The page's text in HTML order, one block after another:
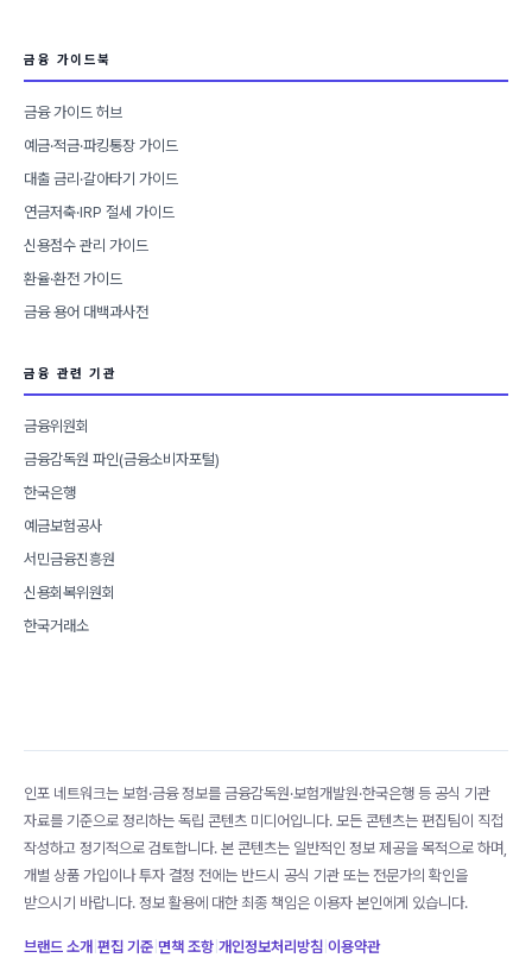
금융 가이드북
금융 가이드 허브
예금·적금·파킹통장 가이드
대출 금리·갈아타기 가이드
연금저축·IRP 절세 가이드
신용점수 관리 가이드
환율·환전 가이드
금융 용어 대백과사전
금융 관련 기관
금융위원회
금융감독원 파인(금융소비자포털)
한국은행
예금보험공사
서민금융진흥원
신용회복위원회
한국거래소
인포 네트워크는 보험·금융 정보를 금융감독원·보험개발원·한국은행 등 공식 기관
자료를 기준으로 정리하는 독립 콘텐츠 미디어입니다. 모든 콘텐츠는 편집팀이 직접
작성하고 정기적으로 검토합니다. 본 콘텐츠는 일반적인 정보 제공을 목적으로 하며,
개별 상품 가입이나 투자 결정 전에는 반드시 공식 기관 또는 전문가의 확인을
받으시기 바랍니다. 정보 활용에 대한 최종 책임은 이용자 본인에게 있습니다.
브랜드 소개 편집 기준 면책 조항 개인정보처리방침 이용약관